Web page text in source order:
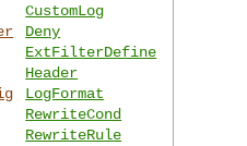
CustomLog
Deny
ExtFilterDefine
Header
LogFormat
RewriteCond
RewriteRule